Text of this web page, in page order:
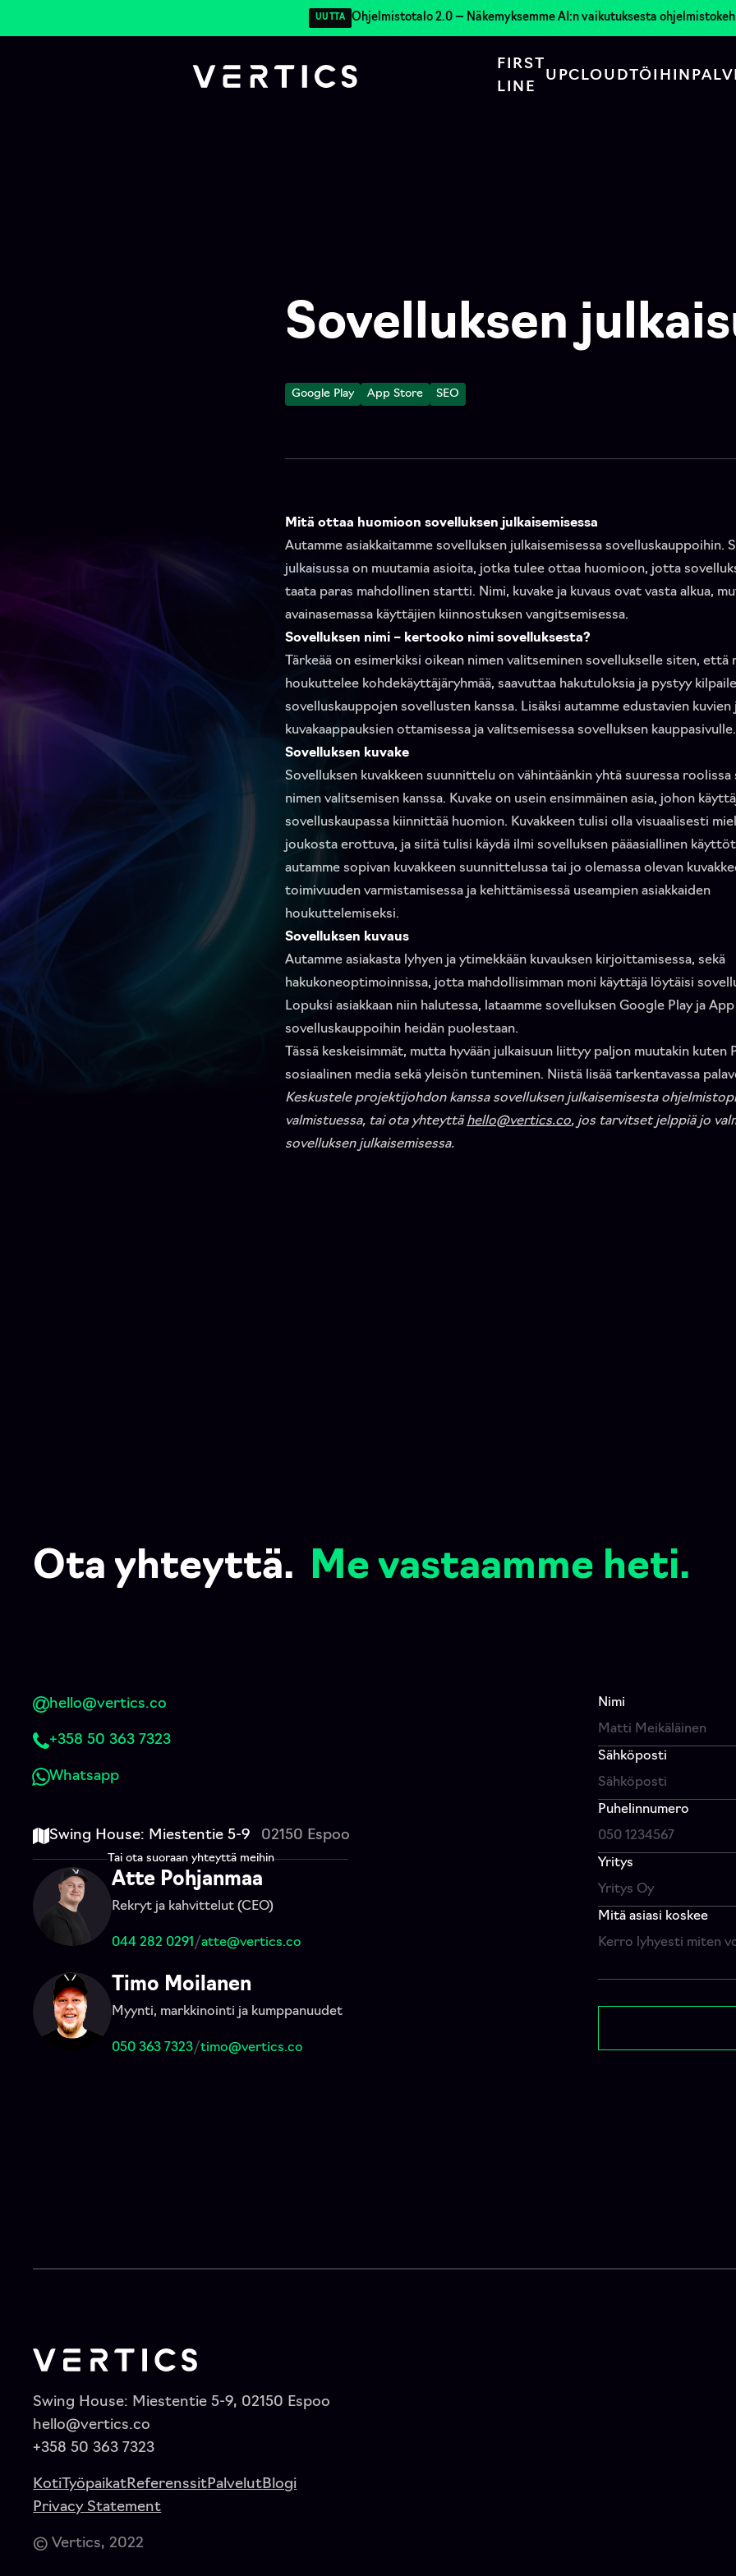
UUTTA Ohjelmistotalo 2.0 — Näkemyksemme AI:n vaikutuksesta
FIRST
LINE
UPCLOUDTÖIHIN
Sovelluksen
Google Play App Store SEO
Mitä ottaa huomioon sovelluksen julkaisemisessa
Autamme asiakkaitamme sovelluksen julkaisemisessa sovelluskauppoihin.
julkaisussa on muutamia asioita, jotka tulee ottaa huomioon, jotta
taata paras mahdollinen startti. Nimi, kuvake ja kuvaus ovat vasta alkua,
avainasemassa käyttäjien kiinnostuksen vangitsemisessa.
Sovelluksen nimi – kertooko nimi sovelluksesta?
Tärkeää on esimerkiksi oikean nimen valitseminen sovellukselle siten, että
houkuttelee kohdekäyttäjäryhmää, saavuttaa hakutuloksia ja pystyy
sovelluskauppojen sovellusten kanssa. Lisäksi autamme edustavien kuvien
kuvakaappauksien ottamisessa ja valitsemisessa sovelluksen kauppasivulle.
Sovelluksen kuvake
Sovelluksen kuvakkeen suunnittelu on vähintäänkin yhtä suuressa roolissa
nimen valitsemisen kanssa. Kuvake on usein ensimmäinen asia, johon
sovelluskaupassa kiinnittää huomion. Kuvakkeen tulisi olla visuaalisesti
joukosta erottuva, ja siitä tulisi käydä ilmi sovelluksen pääasiallinen
autamme sopivan kuvakkeen suunnittelussa tai jo olemassa olevan
toimivuuden varmistamisessa ja kehittämisessä useampien asiakkaiden
houkuttelemiseksi.
Sovelluksen kuvaus
Autamme asiakasta lyhyen ja ytimekkään kuvauksen kirjoittamisessa, sekä
hakukoneoptimoinnissa, jotta mahdollisimman moni käyttäjä löytäisi
Lopuksi asiakkaan niin halutessa, lataamme sovelluksen Google Play ja
sovelluskauppoihin heidän puolestaan.
Tässä keskeisimmät, mutta hyvään julkaisuun liittyy paljon muutakin kuten
sosiaalinen media sekä yleisön tunteminen. Niistä lisää tarkentavassa
Keskustele projektijohdon kanssa sovelluksen julkaisemisesta
valmistuessa, tai ota yhteyttä hello@vertics.co, jos tarvitset jelppiä jo
sovelluksen julkaisemisessa.
Ota yhteyttä. Me vastaamme heti.
hello@vertics.co
+358 50 363 7323
Whatsapp
Swing House: Miestentie 5-9 02150 Espoo
Tai ota suoraan yhteyttä meihin
Atte Pohjanmaa
Rekryt ja kahvittelut (CEO)
044 282 0291 /atte@vertics.co
Timo Moilanen
Myynti, markkinointi ja kumppanuudet
050 363 7323/timo@vertics.co
Nimi
Sähköposti
Puhelinnumero
Yritys
Mitä asiasi koskee
Swing House: Miestentie 5-9, 02150 Espoo
hello@vertics.co
+358 50 363 7323
KotiTyöpaikatReferenssitPalvelutBlogi
Privacy Statement
© Vertics, 2022